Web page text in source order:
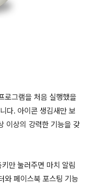
로그램을 처음 실행했을
다. 아이콘 생김새만 보
이상의 강력한 기능을 갖
만 눌러주면 마치 알림
페이스북 포스팅 기능